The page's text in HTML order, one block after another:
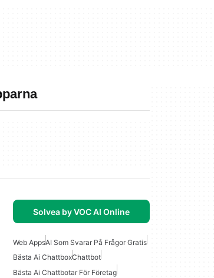
Solvea by VOC AI Online
Web AppsAI Som Svarar På Frågor Gratis
Bästa Ai ChattboxChattbot
Bästa Ai Chattbotar För Företag